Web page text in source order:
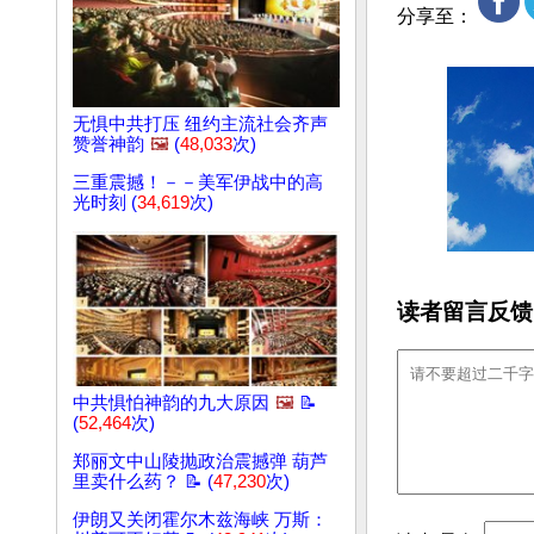
无惧中共打压 纽约主流社会齐声
赞誉神韵 🖼️ (48,033次)
三重震撼！－－美军伊战中的高
光时刻 (34,619次)
中共惧怕神韵的九大原因 🖼️ 📝
(52,464次)
郑丽文中山陵抛政治震撼弹 葫芦
里卖什么药？ 📝 (47,230次)
伊朗又关闭霍尔木兹海峡 万斯：
分享至：
读者留言反